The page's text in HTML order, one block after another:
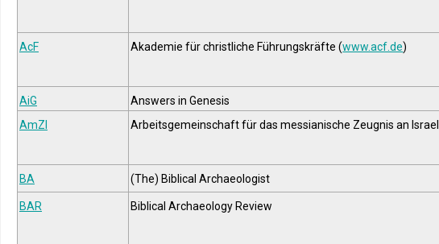
AcF Akademie für christliche Führungskräfte (www.acf.de)
AiG Answers in Genesis
AmZI Arbeitsgemeinschaft für das messianische Zeugnis an Israel
BA (The) Biblical Archaeologist
BAR Biblical Archaeology Review